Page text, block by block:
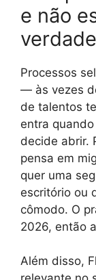
e não
Processos
— às vezes
de talentos
entra
decide abrir.
pensa em
quer uma
escritório ou
cômodo. O
2026, então
Além disso,